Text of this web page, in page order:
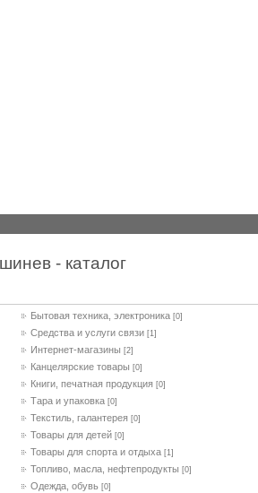
- каталог
Бытовая техника, электроника [0]
Средства и услуги связи [1]
Интернет-магазины [2]
Канцелярские товары [0]
Книги, печатная продукция [0]
Тара и упаковка [0]
Текстиль, галантерея [0]
Товары для детей [0]
Товары для спорта и отдыха [1]
Топливо, масла, нефтепродукты [0]
Одежда, обувь [0]